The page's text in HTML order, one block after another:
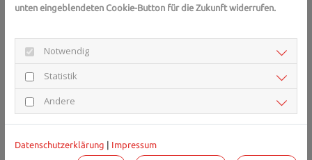
Symptome von ME/CFS, Post- und
Die Symptome bei allen Betroffenen, ob mit oder ohne Post
Chronischen Fatigue Syndroms hielten dabei mindestens 3
Monate nach einer Infektion über einen Zeitraum von 2 Monaten
an. Menschen mit ME/CFS leiden unter einer
geistige Aktivitäten verstärkt wird. Es kommt dann zu einer
unten eingeblendeten Cookie-Button für die Zukunft widerrufen.
Notwendig
Statistik
Andere
Datenschutzerklärung Impressum